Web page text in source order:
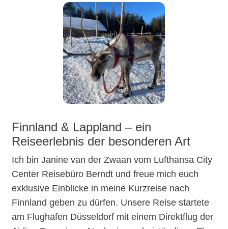
Finnland & Lappland – ein
Reiseerlebnis der besonderen Art
Ich bin Janine van der Zwaan vom Lufthansa City
Center Reisebüro Berndt und freue mich euch
exklusive Einblicke in meine Kurzreise nach
Finnland geben zu dürfen. Unsere Reise startete
am Flughafen Düsseldorf mit einem Direktflug der